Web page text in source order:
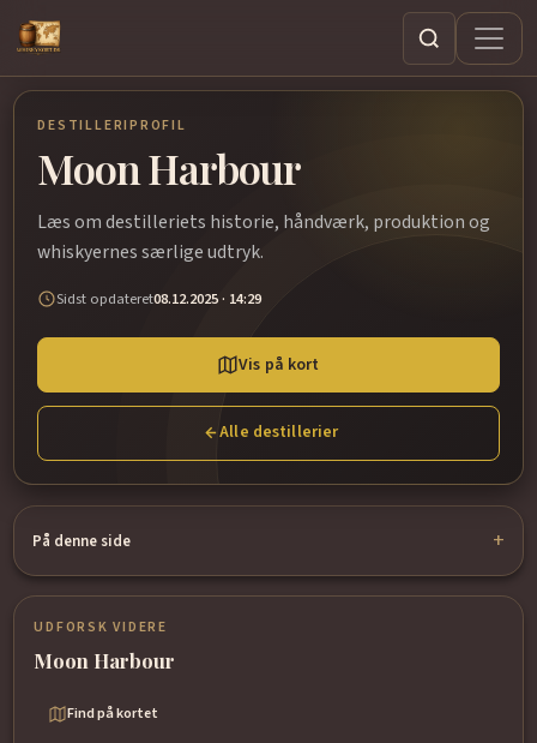
Søg
DESTILLERIPROFIL
Moon Harbour
Læs om destilleriets historie, håndværk, produktion og
whiskyernes særlige udtryk.
Sidst opdateret08.12.2025 · 14:29
Vis på kort
Alle destillerier
På denne side
UDFORSK VIDERE
Moon Harbour
Find på kortet